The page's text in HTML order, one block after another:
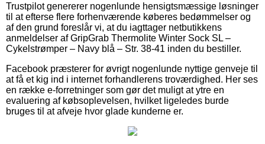
Trustpilot genererer nogenlunde hensigtsmæssige løsninger
til at efterse flere forhenværende køberes bedømmelser og
af den grund foreslår vi, at du iagttager netbutikkens
anmeldelser af GripGrab Thermolite Winter Sock SL –
Cykelstrømper – Navy blå – Str. 38-41 inden du bestiller.
Facebook præsterer for øvrigt nogenlunde nyttige genveje til
at få et kig ind i internet forhandlerens troværdighed. Her ses
en række e-forretninger som gør det muligt at ytre en
evaluering af købsoplevelsen, hvilket ligeledes burde
bruges til at afveje hvor glade kunderne er.